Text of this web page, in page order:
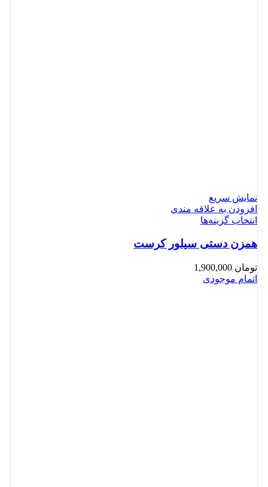
نمایش سریع
افزودن به علاقه مندی
انتخاب گزینه‌ها
همزن دستی سیلور کرست
تومان
اتمام موجودی